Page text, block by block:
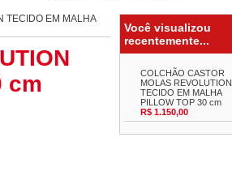
TECIDO EM MALHA
cm
Você visualizou
recentemente...
COLCHÃO CASTOR
MOLAS REVOLUTION
TECIDO EM MALHA
PILLOW TOP 30 cm
R$ 1.150,00